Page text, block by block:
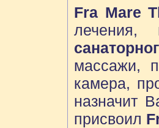
Fra Mare
лечения,
массажи,
камера,
назначит
присвоил